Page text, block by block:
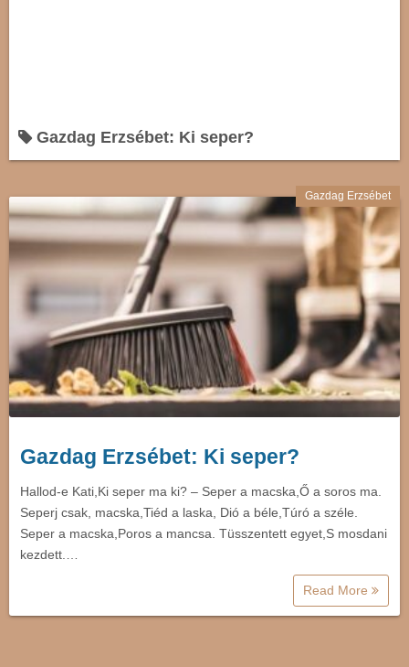
Gazdag Erzsébet: Ki seper?
Gazdag Erzsébet
Gazdag Erzsébet: Ki seper?
Hallod-e Kati,Ki seper ma ki? – Seper a macska,Ő a soros ma.
Seperj csak, macska,Tiéd a laska, Dió a béle,Túró a széle.
Seper a macska,Poros a mancsa. Tüsszentett egyet,S mosdani
kezdett.…
Read More